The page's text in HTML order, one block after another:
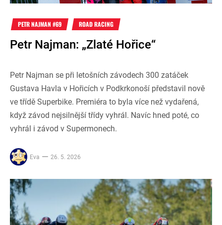
PETR NAJMAN #69 ROAD RACING
Petr Najman: „Zlaté Hořice“
Petr Najman se při letošních závodech 300 zatáček
Gustava Havla v Hořicích v Podkrkonoší představil nově
ve třídě Superbike. Premiéra to byla více než vydařená,
když závod nejsilnější třídy vyhrál. Navíc hned poté, co
vyhrál i závod v Supermonech.
Eva 26. 5. 2026